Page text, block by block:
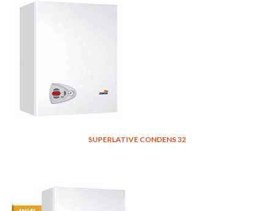
SUPERLATIVE CONDENS 32